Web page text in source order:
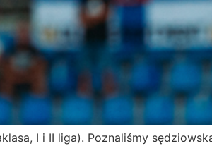
I i II liga). Poznaliśmy